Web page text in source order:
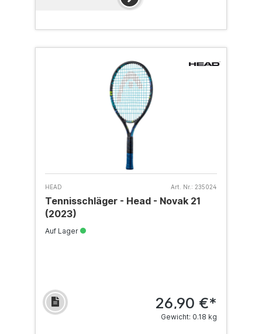
HEAD Art. Nr.: 235024
Tennisschläger - Head - Novak 21
(2023)
Auf Lager
26,90 €*
Gewicht: 0.18 kg